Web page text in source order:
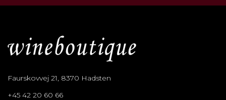
Faurskovvej 21, 8370 Hadsten
+45 42 20 60 66